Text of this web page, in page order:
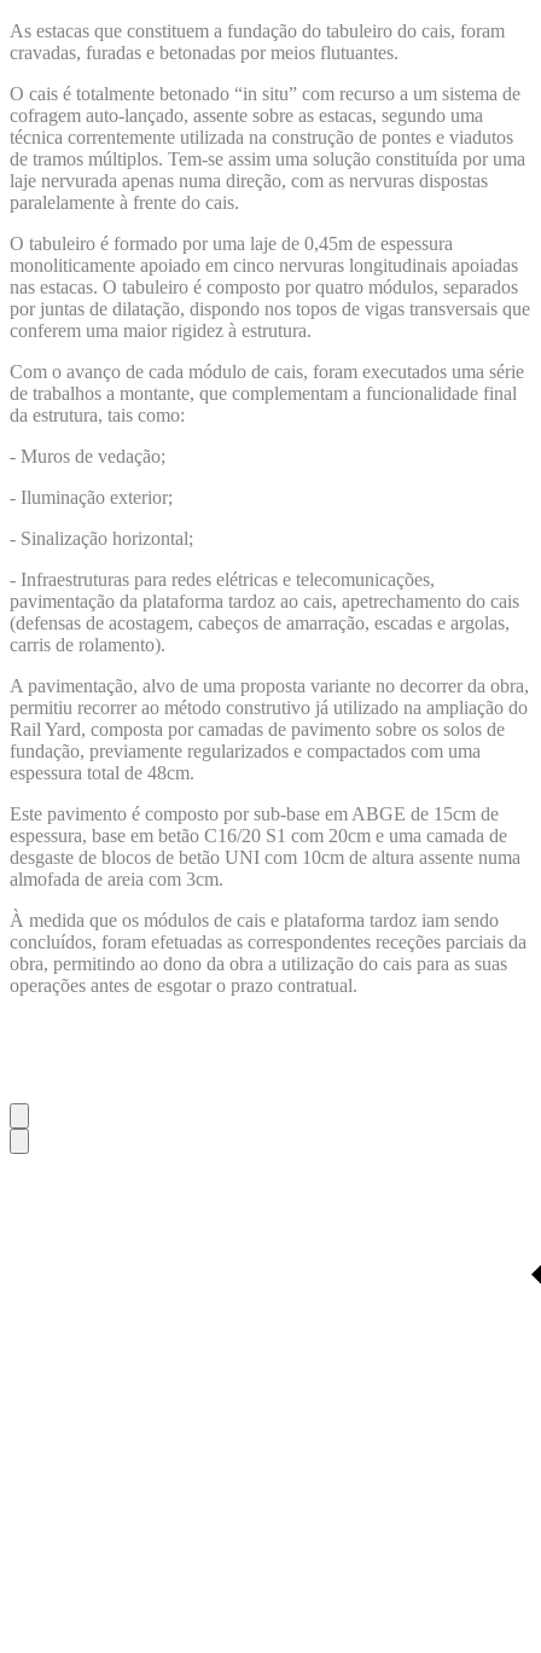
As estacas que constituem a fundação do tabuleiro do cais, foram
cravadas, furadas e betonadas por meios flutuantes.
O cais é totalmente betonado “in situ” com recurso a um sistema de
cofragem auto-lançado, assente sobre as estacas, segundo uma
técnica correntemente utilizada na construção de pontes e viadutos
de tramos múltiplos. Tem-se assim uma solução constituída por uma
laje nervurada apenas numa direção, com as nervuras dispostas
paralelamente à frente do cais.
O tabuleiro é formado por uma laje de 0,45m de espessura
monoliticamente apoiado em cinco nervuras longitudinais apoiadas
nas estacas. O tabuleiro é composto por quatro módulos, separados
por juntas de dilatação, dispondo nos topos de vigas transversais que
conferem uma maior rigidez à estrutura.
Com o avanço de cada módulo de cais, foram executados uma série
de trabalhos a montante, que complementam a funcionalidade final
da estrutura, tais como:
- Muros de vedação;
- Iluminação exterior;
- Sinalização horizontal;
- Infraestruturas para redes elétricas e telecomunicações,
pavimentação da plataforma tardoz ao cais, apetrechamento do cais
(defensas de acostagem, cabeços de amarração, escadas e argolas,
carris de rolamento).
A pavimentação, alvo de uma proposta variante no decorrer da obra,
permitiu recorrer ao método construtivo já utilizado na ampliação do
Rail Yard, composta por camadas de pavimento sobre os solos de
fundação, previamente regularizados e compactados com uma
espessura total de 48cm.
Este pavimento é composto por sub-base em ABGE de 15cm de
espessura, base em betão C16/20 S1 com 20cm e uma camada de
desgaste de blocos de betão UNI com 10cm de altura assente numa
almofada de areia com 3cm.
À medida que os módulos de cais e plataforma tardoz iam sendo
concluídos, foram efetuadas as correspondentes receções parciais da
obra, permitindo ao dono da obra a utilização do cais para as suas
operações antes de esgotar o prazo contratual.